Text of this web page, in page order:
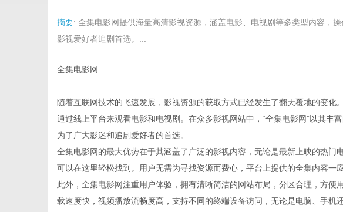
摘要: 全集电影网提供海量高清影视资源，涵盖电影、电视剧等多类型内容，
影视爱好者追剧首选。...
全集电影网
随着互联网技术的飞速发展，影视资源的获取方式已经发生了翻天覆地的变化
通过线上平台来观看电影和电视剧。在众多影视网站中，“全集电影网”以其丰
为了广大影迷和追剧爱好者的首选。
全集电影网的最大优势在于其涵盖了广泛的影视内容，无论是最新上映的热门
可以在这里轻松找到。用户无需为寻找资源而费心，平台上提供的全集内容一
此外，全集电影网注重用户体验，拥有清晰简洁的网站布局，分区合理，方便
载速度快，视频播放流畅度高，支持不同的终端设备访问，无论是电脑、手机